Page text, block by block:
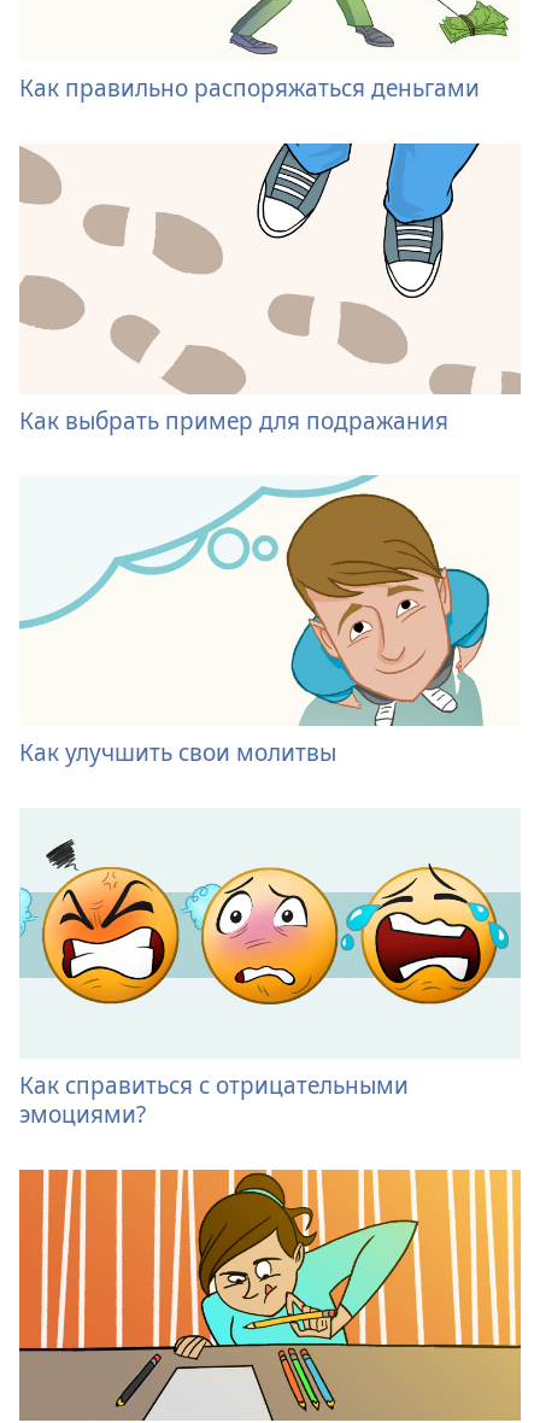
Как правильно распоряжаться деньгами
Как выбрать пример для подражания
Как улучшить свои молитвы
Как справиться с отрицательными
эмоциями?